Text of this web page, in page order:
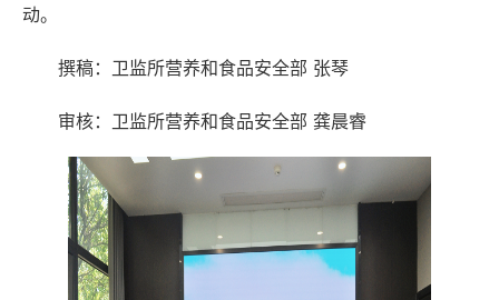
动。
撰稿：卫监所营养和食品安全部 张琴
审核：卫监所营养和食品安全部 龚晨睿